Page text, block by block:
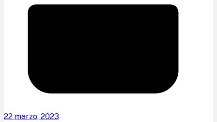
22 marzo, 2023